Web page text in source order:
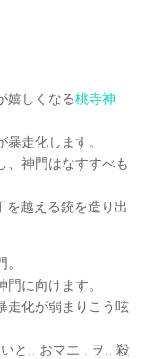
嬉しくなる桃寺神
走化します。
、神門はなすすべも
を越える銃を造り出
に向けます。
走化が弱まりこう呟
と…おマエ…ヲ…殺